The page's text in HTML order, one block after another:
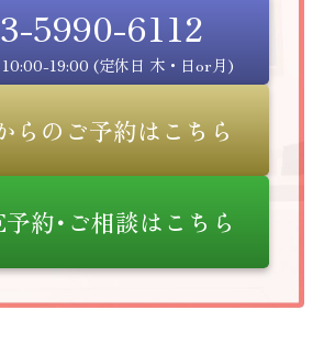
5990-6112
19:00 (定休日 木・日or月)
らのご予約はこちら
約･ご相談はこちら